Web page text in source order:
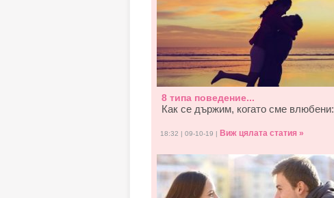
8 типа поведение...
Как се държим, когато смe влюбени:
18:32 | 09-10-19 | Виж цялата статия »